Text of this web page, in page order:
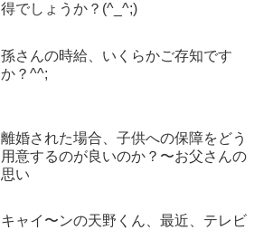
得でしょうか？(^_^;)
孫さんの時給、いくらかご存知です
か？^^;
離婚された場合、子供への保障をどう
用意するのが良いのか？〜お父さんの
思い
キャイ〜ンの天野くん、最近、テレビ